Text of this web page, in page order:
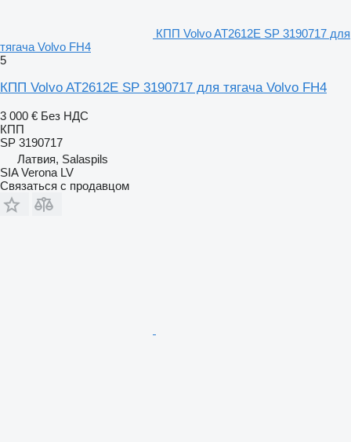
КПП Volvo AT2612E SP 3190717 для
тягача Volvo FH4
5
КПП Volvo AT2612E SP 3190717 для тягача Volvo FH4
3 000 € Без НДС
КПП
SP 3190717
Латвия, Salaspils
SIA Verona LV
Связаться с продавцом